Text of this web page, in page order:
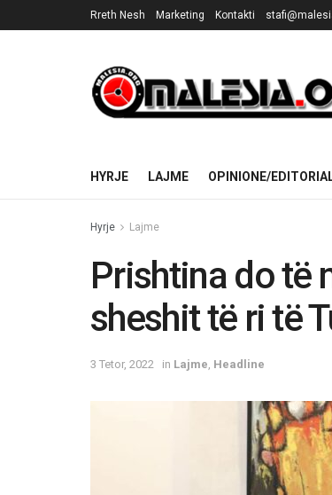
Rreth Nesh Marketing Kontakti
HYRJE LAJME OPINIONE/
Hyrje Lajme
Prishtina do të
sheshit të ri të
3 Tetor, 2022 in Lajme Headline